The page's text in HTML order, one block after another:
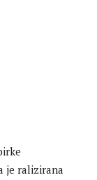
je ralizirana